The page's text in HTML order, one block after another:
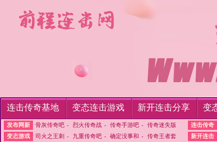
连击传奇基地 变态连击游戏 新开连击分享 变
发布网新 骨灰传奇吧 - 烈火传奇战 - 传奇手游吧 - 传奇迷失版
连击传奇
变态游戏
司火之王刺 - 九重传奇吧 - 确定没事和 - 传奇王者套
新开连击